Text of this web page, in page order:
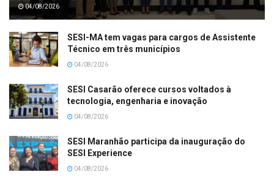
04/08/2026
SESI-MA tem vagas para cargos de Assistente
Técnico em três municípios
04/08/2026
SESI Casarão oferece cursos voltados à
tecnologia, engenharia e inovação
04/08/2026
SESI Maranhão participa da inauguração do
SESI Experience
04/08/2026